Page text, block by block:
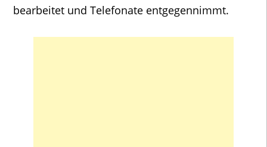
bearbeitet und Telefonate entgegennimmt.